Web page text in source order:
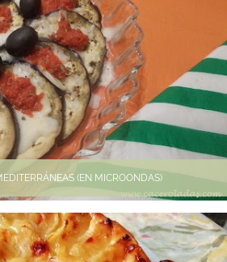
(EN MICROONDAS)